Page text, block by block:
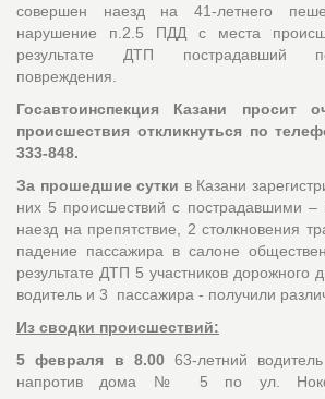
совершен наезд на 41-летнего
нарушение п.2.5 ПДД с места
результате ДТП пострадавший
повреждения.
Госавтоинспекция Казани просит
происшествия откликнуться по
333-848.
За прошедшие сутки в Казани
них 5 происшествий с пострадавшими –
наезд на препятствие, 2 столкновения
падение пассажира в салоне
результате ДТП 5 участников дорожного
водитель и 3 пассажира - получили
Из сводки происшествий:
5 февраля в 8.0063-летний
напротив дома № 5 по ул.